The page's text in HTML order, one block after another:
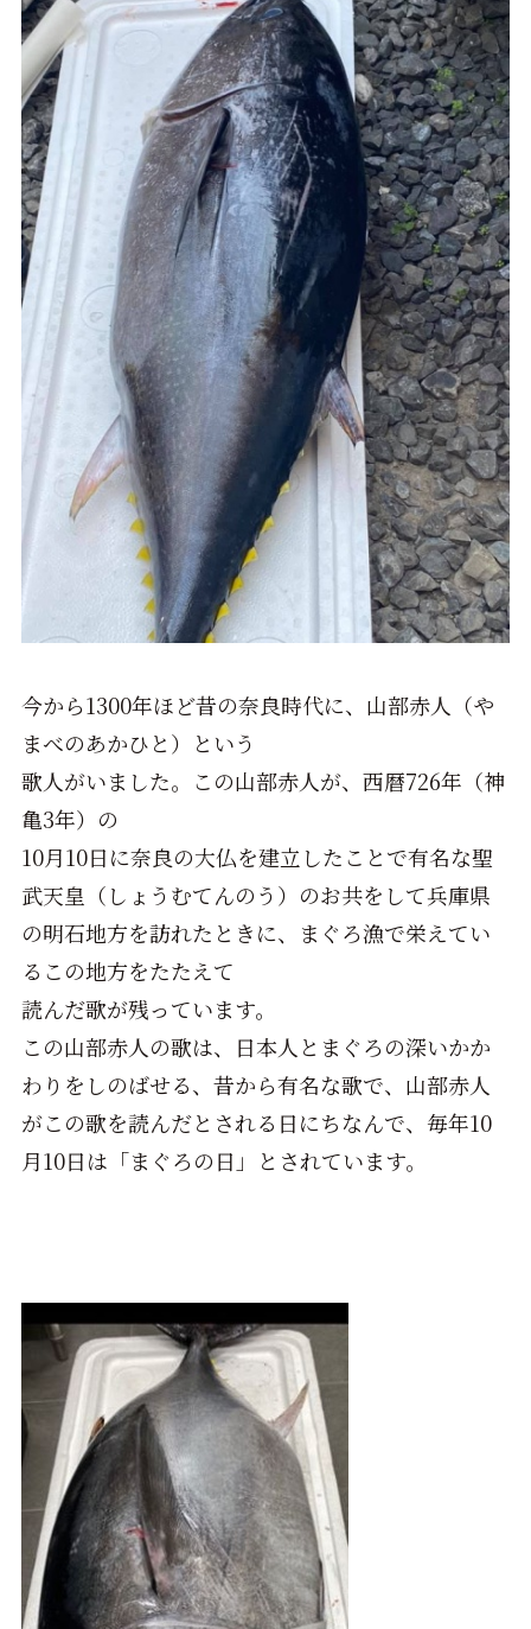
今から1300年ほど昔の奈良時代に、山部赤人（や
まべのあかひと）という
歌人がいました。この山部赤人が、西暦726年（神
亀3年）の
10月10日に奈良の大仏を建立したことで有名な聖
武天皇（しょうむてんのう）のお共をして兵庫県
の明石地方を訪れたときに、まぐろ漁で栄えてい
るこの地方をたたえて
読んだ歌が残っています。
この山部赤人の歌は、日本人とまぐろの深いかか
わりをしのばせる、昔から有名な歌で、山部赤人
がこの歌を読んだとされる日にちなんで、毎年10
月10日は「まぐろの日」とされています。